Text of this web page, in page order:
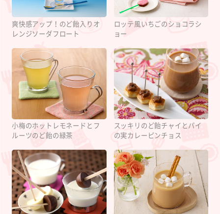
爽快感アップ！のど飴入りオ
レンジソーダフロート
ロッテ風いちごのショコラシ
ョー
小梅のホットレモネードとフ
ルーツのど飴の緑茶
スッキリのど飴チャイとパイ
の実カレーピンチョス